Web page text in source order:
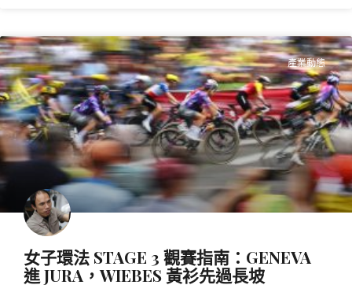
產業動態
女子環法 STAGE 3 觀賽指南：GENEVA
進 JURA，WIEBES 黃衫先過長坡